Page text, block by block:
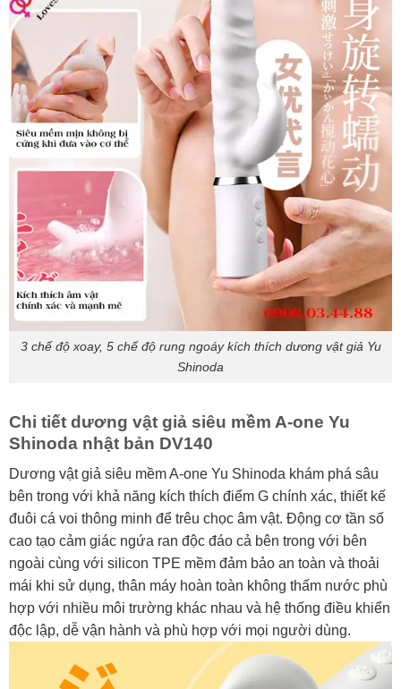
3 chế độ xoay, 5 chế độ rung ngoáy kích thích dương vật giả Yu
Shinoda
Chi tiết dương vật giả siêu mềm A-one Yu
Shinoda nhật bản DV140
Dương vật giả siêu mềm A-one Yu Shinoda khám phá sâu
bên trong với khả năng kích thích điểm G chính xác, thiết kế
đuôi cá voi thông minh để trêu chọc âm vật. Động cơ tần số
cao tạo cảm giác ngứa ran độc đáo cả bên trong với bên
ngoài cùng với silicon TPE mềm đảm bảo an toàn và thoải
mái khi sử dụng, thân máy hoàn toàn không thấm nước phù
hợp với nhiều môi trường khác nhau và hệ thống điều khiển
độc lập, dễ vận hành và phù hợp với mọi người dùng.